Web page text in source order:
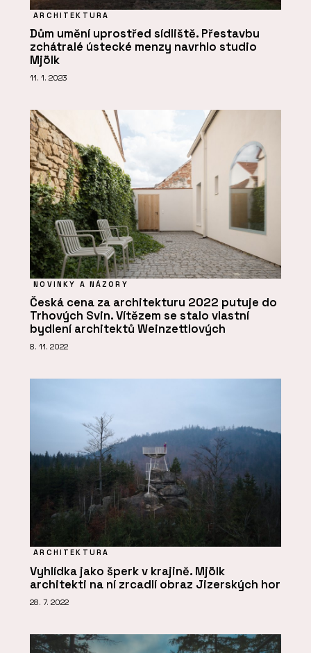
ARCHITEKTURA
Dům umění uprostřed sídliště. Přestavbu
zchátralé ústecké menzy navrhlo studio
Mjölk
11. 1. 2023
NOVINKY A NÁZORY
Česká cena za architekturu 2022 putuje do
Trhových Svin. Vítězem se stalo vlastní
bydlení architektů Weinzettlových
8. 11. 2022
ARCHITEKTURA
Vyhlídka jako šperk v krajině. Mjölk
architekti na ní zrcadlí obraz Jizerských hor
28. 7. 2022